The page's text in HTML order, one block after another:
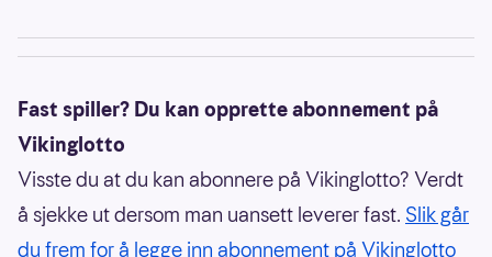
Fast spiller? Du kan opprette abonnement på
Vikinglotto
Visste du at du kan abonnere på Vikinglotto? Verdt
å sjekke ut dersom man uansett leverer fast. Slik går
du frem for å legge inn abonnement på Vikinglotto